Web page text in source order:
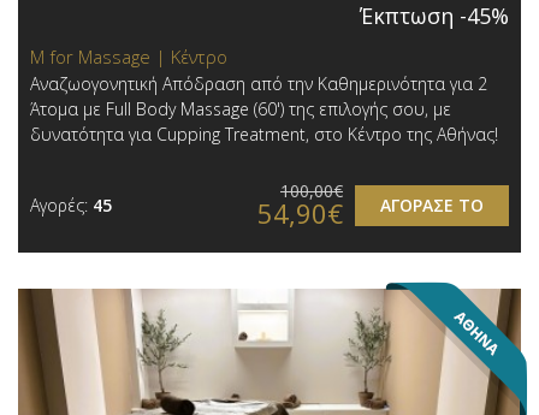
Έκπτωση -45%
M for Massage | Κέντρο
Αναζωογονητική Απόδραση από την Καθημερινότητα για 2
Άτομα με Full Body Massage (60') της επιλογής σου, με
δυνατότητα για Cupping Treatment, στο Κέντρο της Αθήνας!
Αγορές: 45 ΑΓΟΡΑΣΕ ΤΟ
100,00€
54,90€